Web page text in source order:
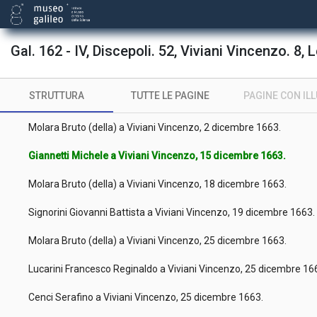
Gal. 162 - IV, Discepoli. 52, Viviani Vincenzo. 8,
STRUTTURA TUTTE LE PAGINE PAGINE CON
Cecini Fabrizio a Viviani Vincenzo, 19 novembre 1663.
Masini Domenico a Viviani Vincenzo, 21 novembre 1663.
Marucelli Giovanni Filippo a Viviani Vincenzo, 30 novembre 1663.
Molara Bruto (della) a Viviani Vincenzo, 2 dicembre 1663.
Giannetti Michele a Viviani Vincenzo, 15 dicembre 1663.
Molara Bruto (della) a Viviani Vincenzo, 18 dicembre 1663.
Signorini Giovanni Battista a Viviani Vincenzo, 19 dicembre 1663.
Molara Bruto (della) a Viviani Vincenzo, 25 dicembre 1663.
Lucarini Francesco Reginaldo a Viviani Vincenzo, 25 dicembre
Cenci Serafino a Viviani Vincenzo, 25 dicembre 1663.